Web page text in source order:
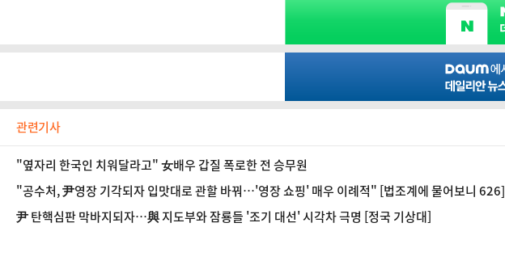
관련기사
"옆자리 한국인 치워달라고" 女배우 갑질 폭로한 전 승무원
"공수처, 尹영장 기각되자 입맛대로 관할 바꿔…'영장 쇼핑' 매우 이례적" [법조계에 물어보니 626]
尹 탄핵심판 막바지되자…與 지도부와 잠룡들 '조기 대선' 시각차 극명 [정국 기상대]